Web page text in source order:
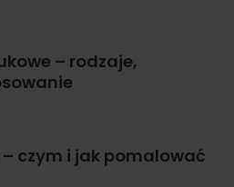
– rodzaje,
czym i jak pomalować